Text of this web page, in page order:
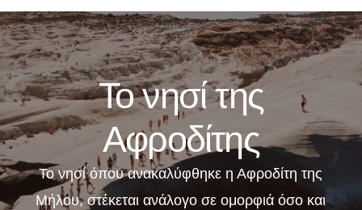
Το νησί της
Αφροδίτης
Το νησί όπου ανακαλύφθηκε η Αφροδίτη της
Μήλου, στέκεται ανάλογο σε ομορφιά όσο και